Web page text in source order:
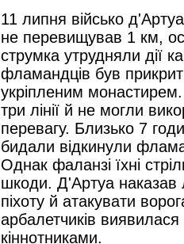
11 липня військо
не перевищував 1 км,
струмка утрудняли дії
фламандців був
укріпленим
три лінії й не могли
перевагу. Близько 7
бидали відкинули
Однак фаланзі їхні
шкоди. Д'Артуа наказав
піхоту й атакувати
арбалетчиків
кіннотниками.